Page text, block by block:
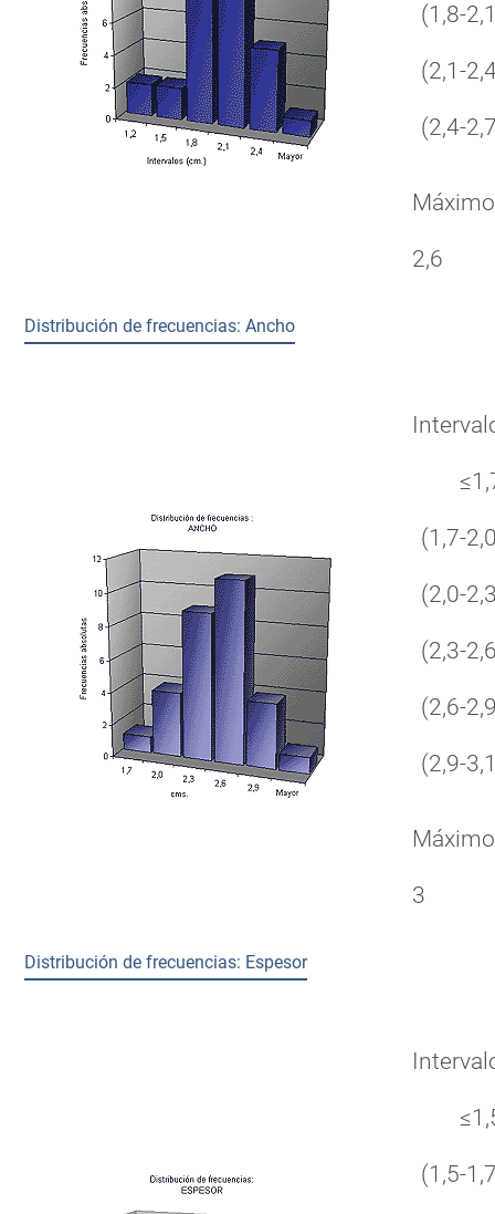
(1,8-
(2,1-
(2,4-
Máximo
2,6
Distribución de frecuencias: Ancho
(1,7-
(2,0-
(2,3-
(2,6-
(2,9-
Máximo
3
Distribución de frecuencias: Espesor
(1,5-